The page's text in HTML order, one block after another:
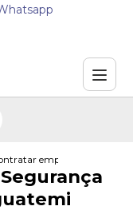
para eventos
empresa de